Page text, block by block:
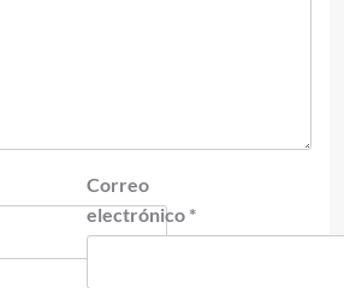
Correo
electrónico *